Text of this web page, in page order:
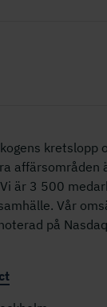
kretslopp
affärsområden
är 3 500
Vår
på